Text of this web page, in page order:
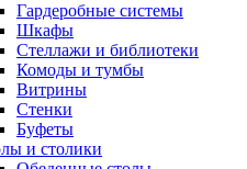
Гардеробные системы
Шкафы
Стеллажи и библиотеки
Комоды и тумбы
Витрины
Стенки
Буфеты
и столики